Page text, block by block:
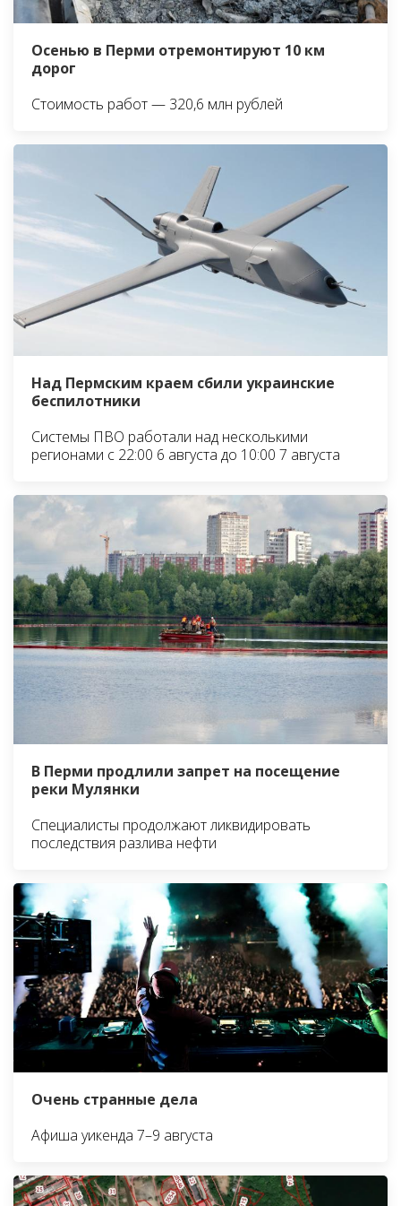
Осенью в Перми отремонтируют 10 км
дорог
Стоимость работ — 320,6 млн рублей
Над Пермским краем сбили украинские
беспилотники
Системы ПВО работали над несколькими
регионами с 22:00 6 августа до 10:00 7 августа
В Перми продлили запрет на посещение
реки Мулянки
Специалисты продолжают ликвидировать
последствия разлива нефти
Очень странные дела
Афиша уикенда 7–9 августа